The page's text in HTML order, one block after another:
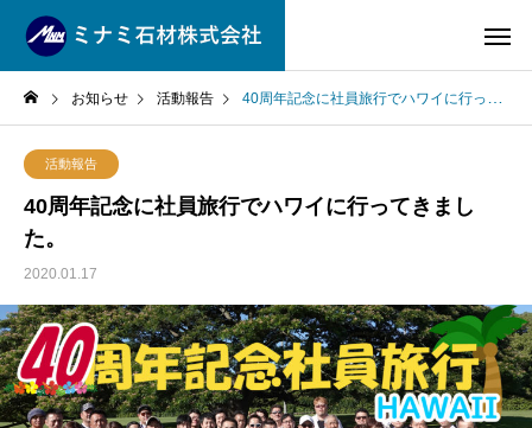
お知らせ 活動報告 40周年記念に社員旅行でハワイに行ってきました。
活動報告
40周年記念に社員旅行でハワイに行ってきまし
た。
2020.01.17